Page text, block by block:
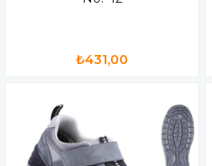
₺431,00